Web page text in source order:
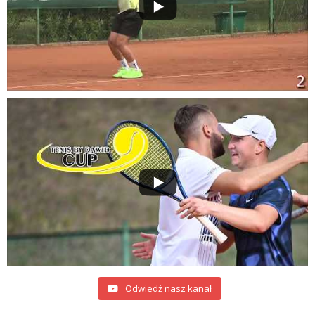
Odwiedź nasz kanał